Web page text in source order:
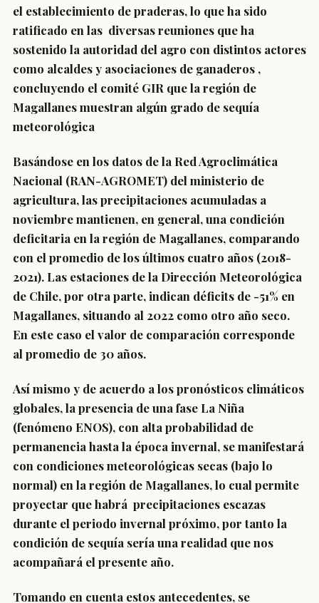
el establecimiento de praderas, lo que ha sido
ratificado en las diversas reuniones que ha
sostenido la autoridad del agro con distintos actores
como alcaldes y asociaciones de ganaderos ,
concluyendo el comité GIR que la región de
Magallanesmuestran algún grado de sequía
meteorológica
Basándose en los datos de la Red Agroclimática
Nacional (RAN-AGROMET) del ministerio de
agricultura, las precipitaciones acumuladas a
noviembre mantienen, en general, una condición
deficitaria en la región de Magallanes, comparando
con el promedio de los últimos cuatro años (2018-
2021). Las estaciones de la Dirección Meteorológica
de Chile, por otra parte, indican déficits de -51% en
Magallanes, situando al 2022 como otro año seco.
En este caso el valor de comparación corresponde
al promedio de 30 años.
Así mismo y de acuerdo a los pronósticos climáticos
globales, la presencia de una fase La Niña
(fenómeno ENOS), con alta probabilidad de
permanencia hasta la época invernal, se manifestará
con condiciones meteorológicas secas (bajo lo
normal) en la región de Magallanes, lo cual permite
proyectar que habrá precipitaciones escazas
durante el periodo invernal próximo, por tanto la
condición de sequía sería una realidad que nos
acompañará el presente año.
Tomando en cuenta estos antecedentes, se